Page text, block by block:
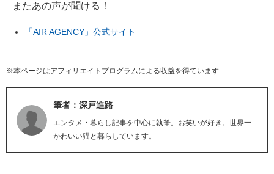
またあの声が聞ける！
「AIR AGENCY」公式サイト
※本ページはアフィリエイトプログラムによる収益を得ています
筆者：深戸進路
エンタメ・暮らし記事を中心に執筆。お笑いが好き。世界一
かわいい猫と暮らしています。